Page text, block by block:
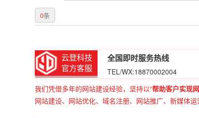
0条
云登科技
官方客服
全国即时服务热线
TEL/WX:18870002004
我们凭借多年的网站建设经验，坚持以“帮助客户实现
网站建设、网站优化、域名注册、网站推广、新媒体